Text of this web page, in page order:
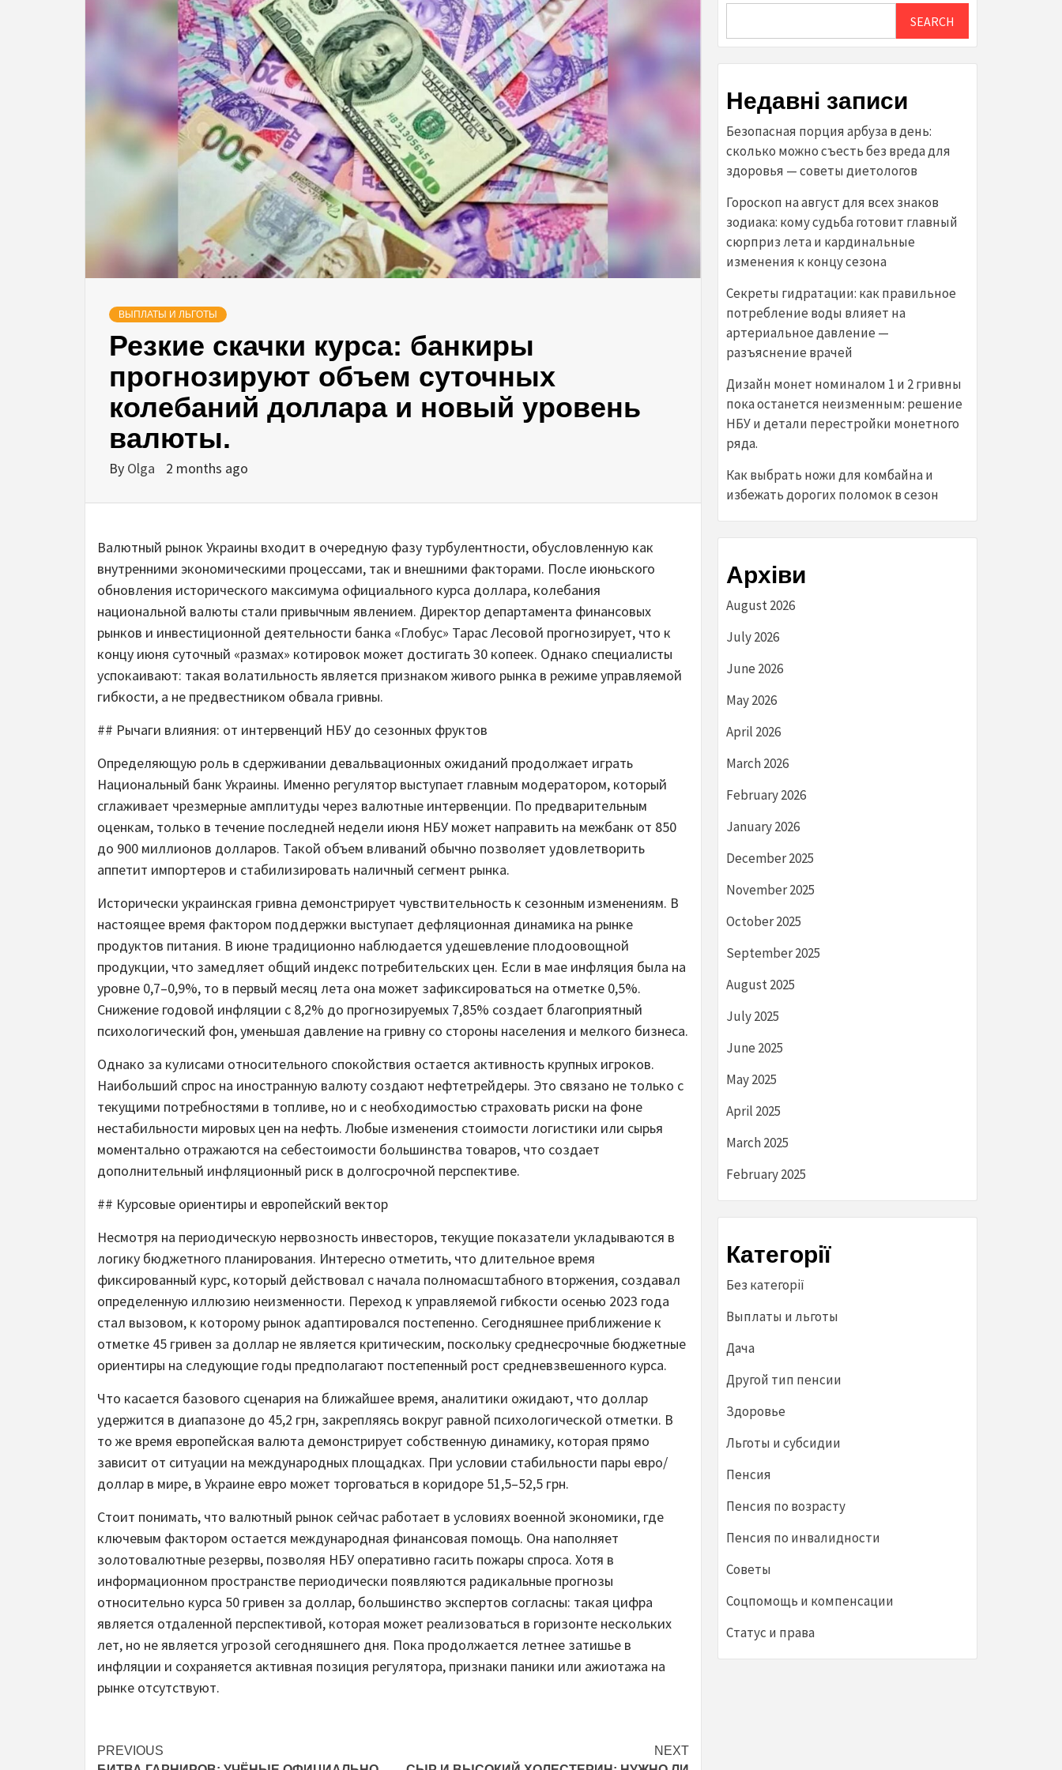
ВЫПЛАТЫ И ЛЬГОТЫ
Резкие скачки курса: банкиры
прогнозируют объем суточных
колебаний доллара и новый уровень
валюты.
By Olga 2 months ago
Валютный рынок Украины входит в очередную фазу турбулентности, обусловленную как
внутренними экономическими процессами, так и внешними факторами. После июньского
обновления исторического максимума официального курса доллара, колебания
национальной валюты стали привычным явлением. Директор департамента финансовых
рынков и инвестиционной деятельности банка «Глобус» Тарас Лесовой прогнозирует, что к
концу июня суточный «размах» котировок может достигать 30 копеек. Однако специалисты
успокаивают: такая волатильность является признаком живого рынка в режиме управляемой
гибкости, а не предвестником обвала гривны.
## Рычаги влияния: от интервенций НБУ до сезонных фруктов
Определяющую роль в сдерживании девальвационных ожиданий продолжает играть
Национальный банк Украины. Именно регулятор выступает главным модератором, который
сглаживает чрезмерные амплитуды через валютные интервенции. По предварительным
оценкам, только в течение последней недели июня НБУ может направить на межбанк от 850
до 900 миллионов долларов. Такой объем вливаний обычно позволяет удовлетворить
аппетит импортеров и стабилизировать наличный сегмент рынка.
Исторически украинская гривна демонстрирует чувствительность к сезонным изменениям. В
настоящее время фактором поддержки выступает дефляционная динамика на рынке
продуктов питания. В июне традиционно наблюдается удешевление плодоовощной
продукции, что замедляет общий индекс потребительских цен. Если в мае инфляция была на
уровне 0,7–0,9%, то в первый месяц лета она может зафиксироваться на отметке 0,5%.
Снижение годовой инфляции с 8,2% до прогнозируемых 7,85% создает благоприятный
психологический фон, уменьшая давление на гривну со стороны населения и мелкого бизнеса.
Однако за кулисами относительного спокойствия остается активность крупных игроков.
Наибольший спрос на иностранную валюту создают нефтетрейдеры. Это связано не только с
текущими потребностями в топливе, но и с необходимостью страховать риски на фоне
нестабильности мировых цен на нефть. Любые изменения стоимости логистики или сырья
моментально отражаются на себестоимости большинства товаров, что создает
дополнительный инфляционный риск в долгосрочной перспективе.
## Курсовые ориентиры и европейский вектор
Несмотря на периодическую нервозность инвесторов, текущие показатели укладываются в
логику бюджетного планирования. Интересно отметить, что длительное время
фиксированный курс, который действовал с начала полномасштабного вторжения, создавал
определенную иллюзию неизменности. Переход к управляемой гибкости осенью 2023 года
стал вызовом, к которому рынок адаптировался постепенно. Сегодняшнее приближение к
отметке 45 гривен за доллар не является критическим, поскольку среднесрочные бюджетные
ориентиры на следующие годы предполагают постепенный рост средневзвешенного курса.
Что касается базового сценария на ближайшее время, аналитики ожидают, что доллар
удержится в диапазоне до 45,2 грн, закрепляясь вокруг равной психологической отметки. В
то же время европейская валюта демонстрирует собственную динамику, которая прямо
зависит от ситуации на международных площадках. При условии стабильности пары евро/
доллар в мире, в Украине евро может торговаться в коридоре 51,5–52,5 грн.
Стоит понимать, что валютный рынок сейчас работает в условиях военной экономики, где
ключевым фактором остается международная финансовая помощь. Она наполняет
золотовалютные резервы, позволяя НБУ оперативно гасить пожары спроса. Хотя в
информационном пространстве периодически появляются радикальные прогнозы
относительно курса 50 гривен за доллар, большинство экспертов согласны: такая цифра
является отдаленной перспективой, которая может реализоваться в горизонте нескольких
лет, но не является угрозой сегодняшнего дня. Пока продолжается летнее затишье в
инфляции и сохраняется активная позиция регулятора, признаки паники или ажиотажа на
рынке отсутствуют.
Post
PREVIOUS
NEXT
SEARCH
Недавні записи
Безопасная порция арбуза в день:
сколько можно съесть без вреда для
здоровья — советы диетологов
Гороскоп на август для всех знаков
зодиака: кому судьба готовит главный
сюрприз лета и кардинальные
изменения к концу сезона
Секреты гидратации: как правильное
потребление воды влияет на
артериальное давление —
разъяснение врачей
Дизайн монет номиналом 1 и 2 гривны
пока останется неизменным: решение
НБУ и детали перестройки монетного
ряда.
Как выбрать ножи для комбайна и
избежать дорогих поломок в сезон
Архіви
August 2026
July 2026
June 2026
May 2026
April 2026
March 2026
February 2026
January 2026
December 2025
November 2025
October 2025
September 2025
August 2025
July 2025
June 2025
May 2025
April 2025
March 2025
February 2025
Категорії
Без категорії
Выплаты и льготы
Дача
Другой тип пенсии
Здоровье
Льготы и субсидии
Пенсия
Пенсия по возрасту
Пенсия по инвалидности
Советы
Соцпомощь и компенсации
Статус и права